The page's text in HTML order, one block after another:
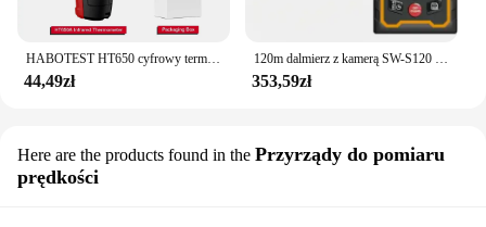
HABOTEST HT650 cyfrowy termometr na podczerwień-50 ~ 380/550/800 laserowy bezdotykowy grill do pizzy silnik przemysłowy termometr na podczerwień pistolet
44,49zł
120m dalmierz z kamerą SW-S120 wysokiej jakości dalmierz laserowy obszar objętość cyfrowa linijka kątowa taśma miernicza SNDWAY oryginał
353,59zł
Here are the products found in the Przyrządy do pomiaru
prędkości